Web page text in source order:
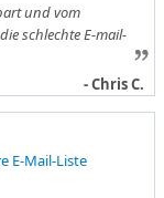
schlechte E-mail-
- Chris C.
E-Mail-Liste